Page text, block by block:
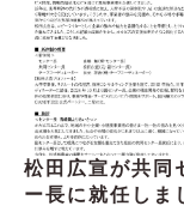
松田広宣が共同
ー長に就任しま